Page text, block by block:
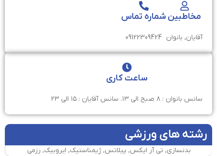
مخاطبین
آقایان, بانوان
شماره تماس
09122309424
ساعت کاری
سانس بانوان : ۸ صبح الی ۱۳. سانس آقایان : ۱۵ الی ۲۳
رشته های ورزشی
بدنسازی, تی آر ایکس, پیلاتس, ژیمناستیک, ایروبیک, رزمی